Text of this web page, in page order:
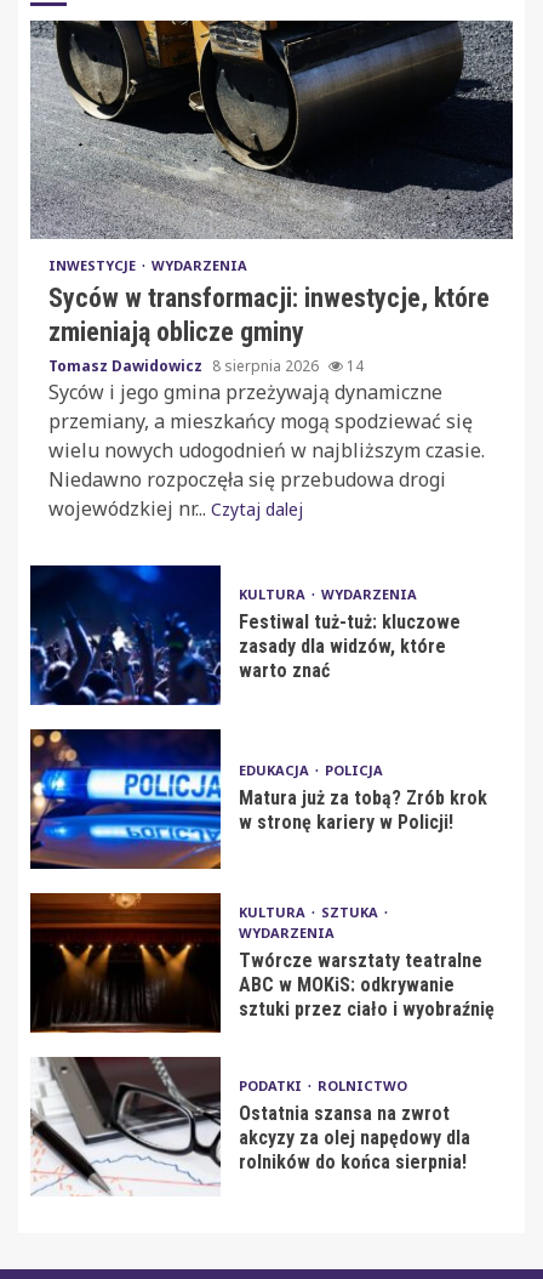
INWESTYCJE WYDARZENIA
Syców w transformacji: inwestycje, które
zmieniają oblicze gminy
Tomasz Dawidowicz 8 sierpnia 2026 14
Syców i jego gmina przeżywają dynamiczne
przemiany, a mieszkańcy mogą spodziewać się
wielu nowych udogodnień w najbliższym czasie.
Niedawno rozpoczęła się przebudowa drogi
wojewódzkiej nr... Czytaj dalej
KULTURA WYDARZENIA
Festiwal tuż-tuż: kluczowe
zasady dla widzów, które
warto znać
EDUKACJA POLICJA
Matura już za tobą? Zrób krok
w stronę kariery w Policji!
KULTURA
SZTUKA
WYDARZENIA
Twórcze warsztaty teatralne
ABC w MOKiS: odkrywanie
sztuki przez ciało i wyobraźnię
PODATKI ROLNICTWO
Ostatnia szansa na zwrot
akcyzy za olej napędowy dla
rolników do końca sierpnia!